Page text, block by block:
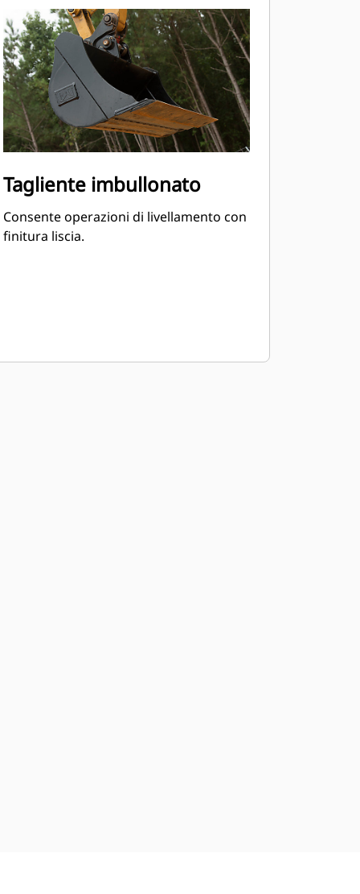
Tagliente imbullonato
Consente operazioni di livellamento con
finitura liscia.